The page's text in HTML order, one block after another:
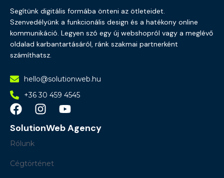
Segítünk digitális formába önteni az ötleteidet.
Szenvedélyünk a funkcionális design és a hatékony online
kommunikáció. Legyen szó egy új webshopról vagy a meglévő
oldalad karbantartásáról, ránk szakmai partnerként
számíthatsz.
hello@solutionweb.hu
+36 30 459 4545
SolutionWeb Agency
Rólunk
Cégtörténet